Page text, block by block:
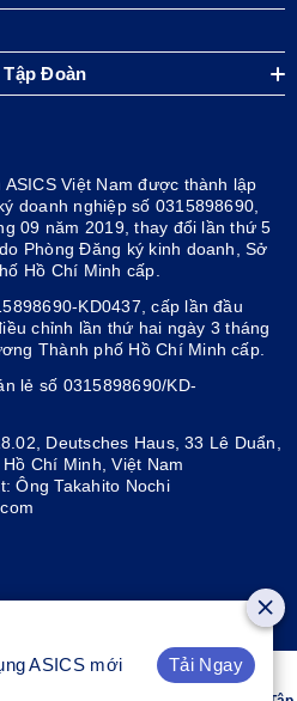
Đoàn
Việt Nam được thành lập
doanh nghiệp số 0315898690,
09 năm 2019, thay đổi lần thứ 5
Phòng Đăng ký kinh doanh, Sở
Hồ Chí Minh cấp.
KD0437, cấp lần đầu
chỉnh lần thứ hai ngày 3 tháng
Thành phố Hồ Chí Minh cấp.
lẻ số 0315898690/KD-
Deutsches Haus, 33 Lê Duẩn,
Chí Minh, Việt Nam
Ông Takahito Nochi
Reserved.
ASICS mới
Tải Ngay